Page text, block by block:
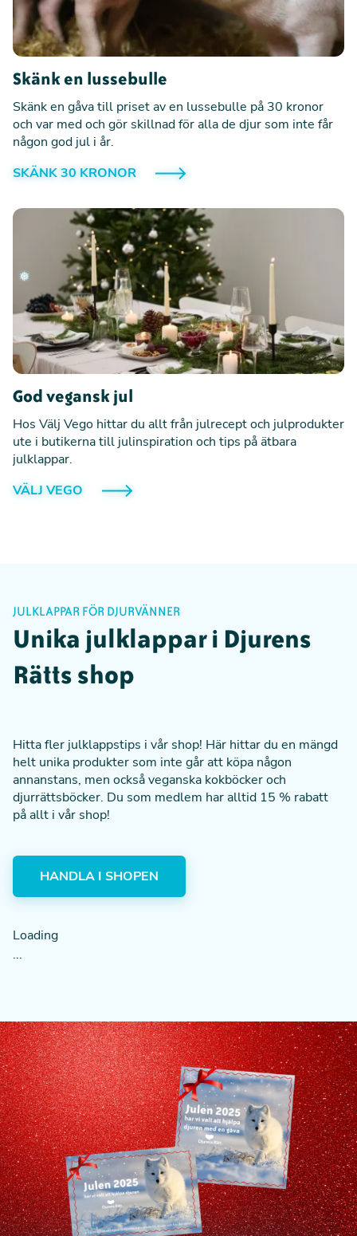
Skänk en lussebulle
Skänk en gåva till priset av en lussebulle på 30 kronor
och var med och gör skillnad för alla de djur som inte får
någon god jul i år.
SKÄNK 30 KRONOR
God vegansk jul
Hos Välj Vego hittar du allt från julrecept och julprodukter
ute i butikerna till julinspiration och tips på ätbara
julklappar.
VÄLJ VEGO
JULKLAPPAR FÖR DJURVÄNNER
Unika julklappar i Djurens
Rätts shop
Hitta fler julklappstips i vår shop! Här hittar du en mängd
helt unika produkter som inte går att köpa någon
annanstans, men också veganska kokböcker och
djurrättsböcker. Du som medlem har alltid 15 % rabatt
på allt i vår shop!
HANDLA I SHOPEN
Loading
...